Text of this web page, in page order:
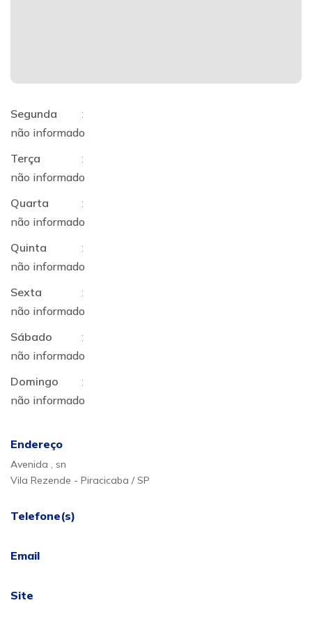
Segunda
:
não informado
Terça
:
não informado
Quarta
:
não informado
Quinta
:
não informado
Sexta
:
não informado
Sábado
:
não informado
Domingo
:
não informado
Endereço
Avenida , sn
Vila Rezende - Piracicaba / SP
Telefone(s)
Email
Site